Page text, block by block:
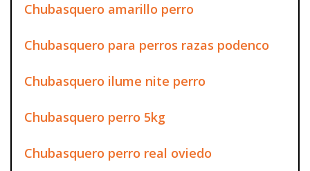
Chubasquero amarillo perro
Chubasquero para perros razas podenco
Chubasquero ilume nite perro
Chubasquero perro 5kg
Chubasquero perro real oviedo